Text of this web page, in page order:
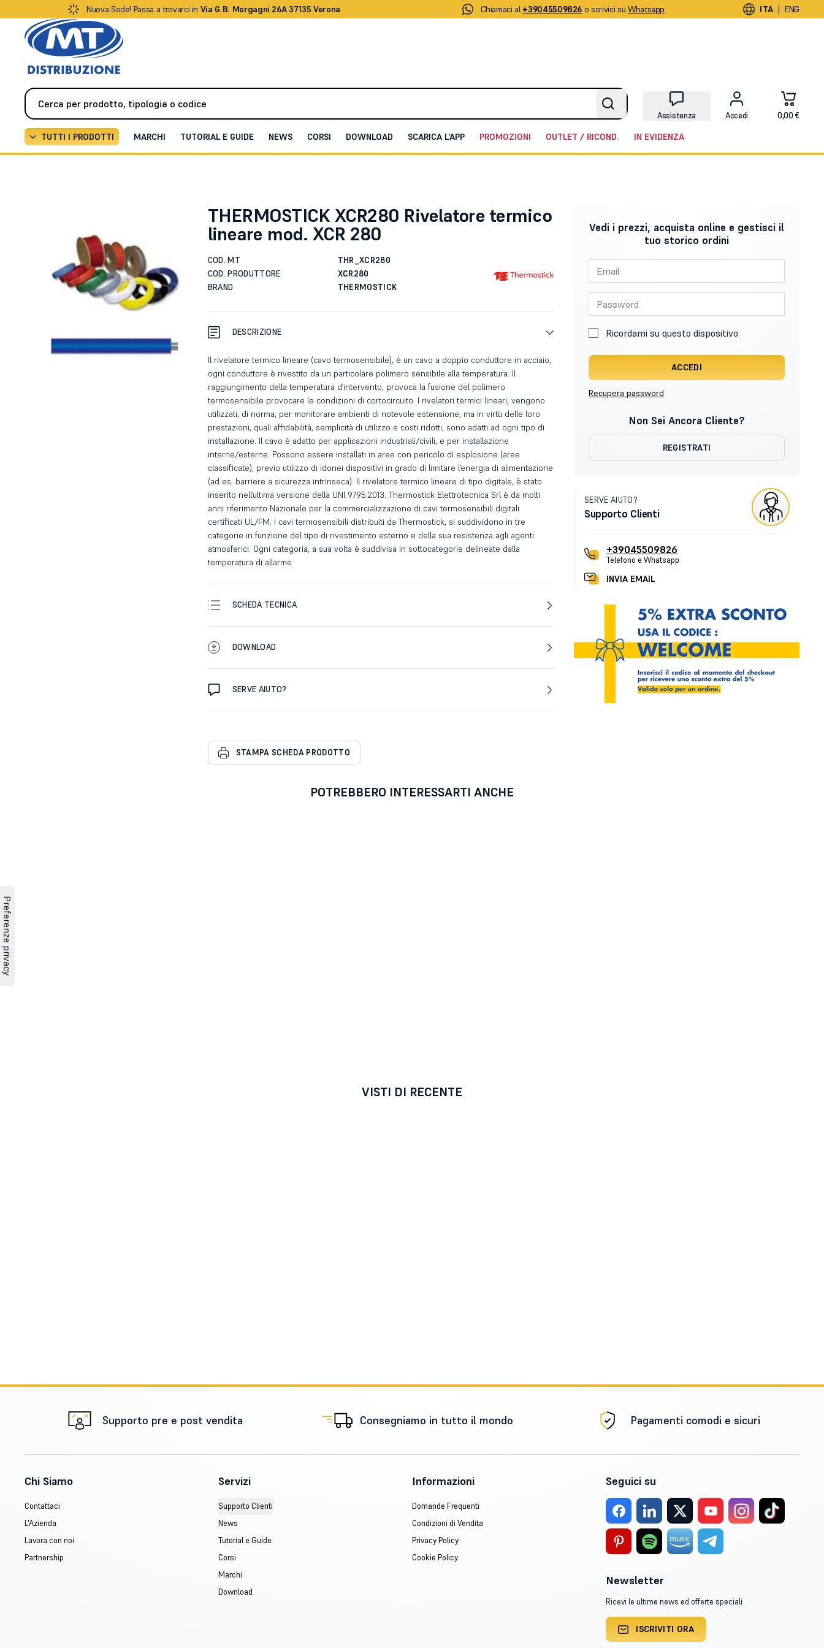
Nuova Sede! Passa a trovarci in Via G.B. Morgagni 26A 37135 Verona Chiamaci al +39045509826 o scrivici su Whatsapp ITA | ENG
Assistenza Accedi 0,00 €
TUTTI I PRODOTTI MARCHI TUTORIAL E GUIDE NEWS CORSI DOWNLOAD SCARICA L'APP PROMOZIONI OUTLET / RICOND. IN EVIDENZA
THERMOSTICK XCR280 Rivelatore termico
lineare mod. XCR 280
COD. MT
THR_XCR280
COD. PRODUTTORE
XCR280
BRAND
THERMOSTICK
DESCRIZIONE
Il rivelatore termico lineare (cavo termosensibile), è un cavo a doppio conduttore in acciaio,
ogni conduttore è rivestito da un particolare polimero sensibile alla temperatura. Il
raggiungimento della temperatura d’intervento, provoca la fusione del polimero
termosensibile provocare le condizioni di cortocircuito. I rivelatori termici lineari, vengono
utilizzati, di norma, per monitorare ambienti di notevole estensione, ma in virtù delle loro
prestazioni, quali affidabilità, semplicità di utilizzo e costi ridotti, sono adatti ad ogni tipo di
installazione. Il cavo è adatto per applicazioni industriali/civili, e per installazione
interne/esterne. Possono essere installati in aree con pericolo di esplosione (aree
classificate), previo utilizzo di idonei dispositivi in grado di limitare l’energia di alimentazione
(ad es. barriere a sicurezza intrinseca). Il rivelatore termico lineare di tipo digitale, è stato
inserito nell’ultima versione della UNI 9795:2013. Thermostick Elettrotecnica Srl è da molti
anni riferimento Nazionale per la commercializzazione di cavi termosensibili digitali
certificati UL/FM. I cavi termosensibili distribuiti da Thermostick, si suddividono in tre
categorie in funzione del tipo di rivestimento esterno e della sua resistenza agli agenti
atmosferici. Ogni categoria, a sua volta è suddivisa in sottocategorie delineate dalla
temperatura di allarme.
SCHEDA TECNICA
DOWNLOAD
SERVE AIUTO?
STAMPA SCHEDA PRODOTTO
Vedi i prezzi, acquista online e gestisci il
tuo storico ordini
Ricordami su questo dispositivo
ACCEDI
Recupera password
Non Sei Ancora Cliente?
REGISTRATI
SERVE AIUTO?
Supporto Clienti
+39045509826
Telefono e Whatsapp
INVIA EMAIL
POTREBBERO INTERESSARTI ANCHE
VISTI DI RECENTE
Supporto pre e post vendita Consegniamo in tutto il mondo Pagamenti comodi e sicuri
Chi Siamo
Contattaci
L'Azienda
Lavora con noi
Partnership
Servizi
Supporto Clienti
News
Tutorial e Guide
Corsi
Marchi
Download
Informazioni
Domande Frequenti
Condizioni di Vendita
Privacy Policy
Cookie Policy
Seguici su
Newsletter
Ricevi le ultime news ed offerte speciali
ISCRIVITI ORA